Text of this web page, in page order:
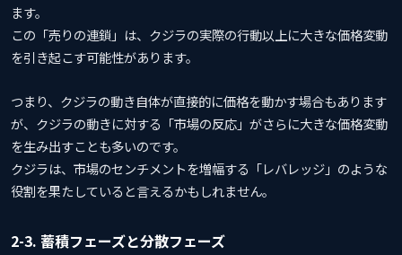
ます。
この「売りの連鎖」は、クジラの実際の行動以上に大きな価格変動
を引き起こす可能性があります。
つまり、クジラの動き自体が直接的に価格を動かす場合もあります
が、クジラの動きに対する「市場の反応」がさらに大きな価格変動
を生み出すことも多いのです。
クジラは、市場のセンチメントを増幅する「レバレッジ」のような
役割を果たしていると言えるかもしれません。
2-3. 蓄積フェーズと分散フェーズ